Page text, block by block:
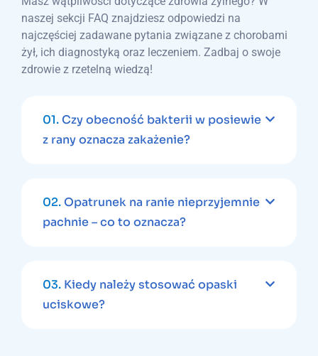
naszej sekcji FAQ znajdziesz odpowiedzi na
najczęściej zadawane pytania związane z chorobami
żył, ich diagnostyką oraz leczeniem. Zadbaj o swoje
zdrowie z rzetelną wiedzą!
01.Czy obecność bakterii w posiewie
z rany oznacza zakażenie?
02.Opatrunek na ranie nieprzyjemnie
pachnie – co to oznacza?
03. Kiedy należy stosować opaski
uciskowe?